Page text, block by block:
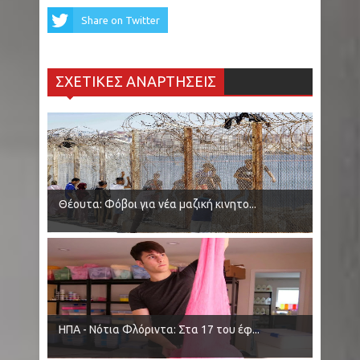
Κολομβία: Εν ψυχρώ δολοφονία ζευγαριού σε
προστατεύσει τον άνδρα της - Ήταν γονείς
6χρονου κοριτσιού
Ρωσία: Μαύρες Χήρες - Παντρεύονται
νεοσύλλεκτους στρατιώτες για να εισπράξουν
αποζημιώσεις θανάτου
Κρήτη - Σητεία: Πυρκαγιά τώρα στην περιοχή
Καρυδι - Σηκώθηκαν 2 αεροσκάφη - Μήνυμα
του 112 για ετοιμότητα
Ινδία: 14 άτομα έχασαν τη ζωή τους από
Share on Twitter
ΣΧΕΤΙΚΕΣ ΑΝΑΡΤΗΣΕΙΣ
Θέουτα: Φόβοι για νέα μαζική κινητο...
ΗΠΑ - Νότια Φλόριντα: Στα 17 του έφ...